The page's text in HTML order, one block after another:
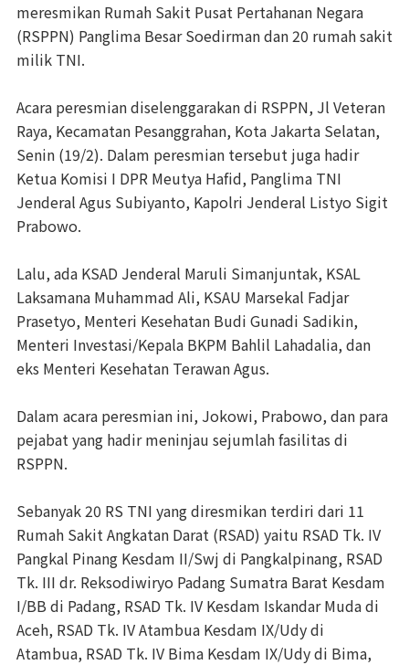
meresmikan Rumah Sakit Pusat Pertahanan Negara
(RSPPN) Panglima Besar Soedirman dan 20 rumah sakit
milik TNI.
Acara peresmian diselenggarakan di RSPPN, Jl Veteran
Raya, Kecamatan Pesanggrahan, Kota Jakarta Selatan,
Senin (19/2). Dalam peresmian tersebut juga hadir
Ketua Komisi I DPR Meutya Hafid, Panglima TNI
Jenderal Agus Subiyanto, Kapolri Jenderal Listyo Sigit
Prabowo.
Lalu, ada KSAD Jenderal Maruli Simanjuntak, KSAL
Laksamana Muhammad Ali, KSAU Marsekal Fadjar
Prasetyo, Menteri Kesehatan Budi Gunadi Sadikin,
Menteri Investasi/Kepala BKPM Bahlil Lahadalia, dan
eks Menteri Kesehatan Terawan Agus.
Dalam acara peresmian ini, Jokowi, Prabowo, dan para
pejabat yang hadir meninjau sejumlah fasilitas di
RSPPN.
Sebanyak 20 RS TNI yang diresmikan terdiri dari 11
Rumah Sakit Angkatan Darat (RSAD) yaitu RSAD Tk. IV
Pangkal Pinang Kesdam II/Swj di Pangkalpinang, RSAD
Tk. III dr. Reksodiwiryo Padang Sumatra Barat Kesdam
I/BB di Padang, RSAD Tk. IV Kesdam Iskandar Muda di
Aceh, RSAD Tk. IV Atambua Kesdam IX/Udy di
Atambua, RSAD Tk. IV Bima Kesdam IX/Udy di Bima,